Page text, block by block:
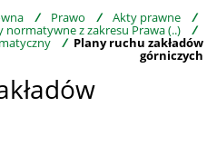
/ Prawo / Akty prawne /
normatywne z zakresu Prawa (..) /
/ Plany ruchu zakładów
górniczych